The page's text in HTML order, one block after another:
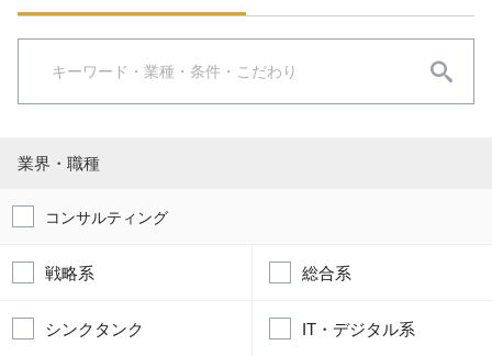
業界・職種
コンサルティング
戦略系 総合系
シンクタンク IT・デジタル系